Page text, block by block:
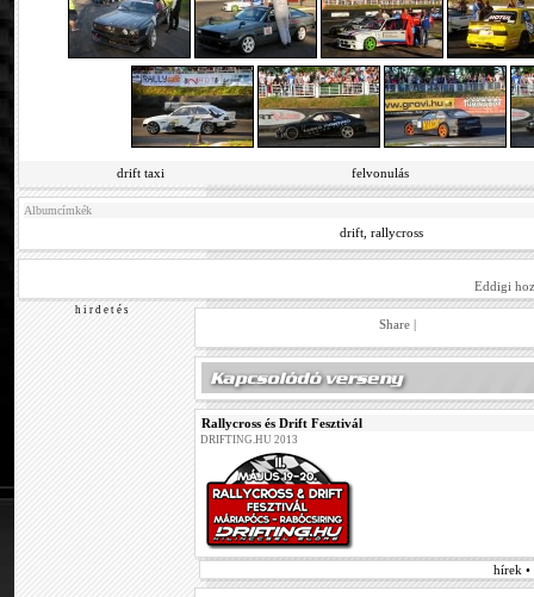
drift taxi felvonulás
Albumcímkék
drift rallycross
Eddigi
h i r d e t é s
Share |
Rallycross és Drift Fesztivál
DRIFTING.HU 2013
hírek •